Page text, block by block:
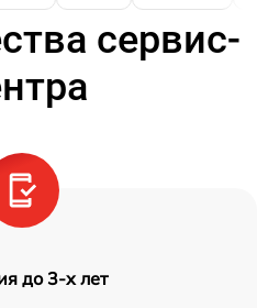
сервис-
до 3-х лет